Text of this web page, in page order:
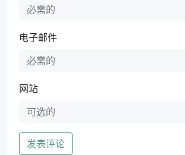
电子邮件
网站
发表评论